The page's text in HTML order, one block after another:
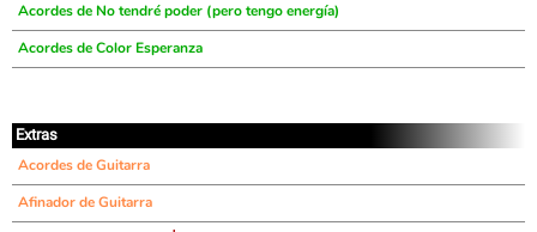
Acordes de No tendré poder (pero tengo energía)
Acordes de Color Esperanza
Extras
Acordes de Guitarra
Afinador de Guitarra